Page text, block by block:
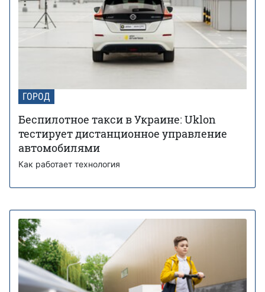
ГОРОД
Беспилотное такси в Украине: Uklon
тестирует дистанционное управление
автомобилями
Как работает технология